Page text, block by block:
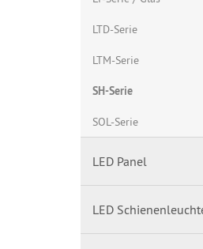
LTD-Serie
LTM-Serie
SH-Serie
SOL-Serie
LED Panel
LED